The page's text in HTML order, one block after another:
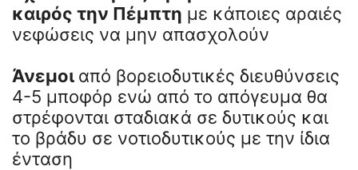
καιρός την Πέμπτη με κάποιες αραιές
νεφώσεις να μην απασχολούν
Άνεμοι από βορειοδυτικές διευθύνσεις
4-5 μποφόρ ενώ από το απόγευμα θα
στρέφονται σταδιακά σε δυτικούς και
το βράδυ σε νοτιοδυτικούς με την ίδια
ένταση